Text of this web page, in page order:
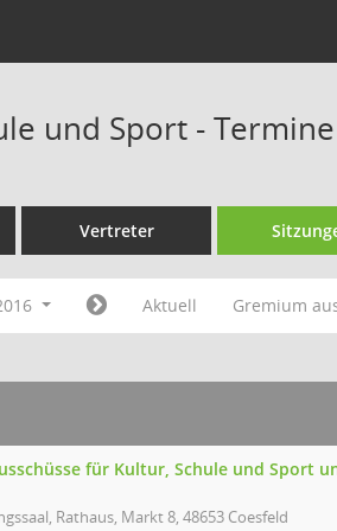
und Sport -
Vertreter
Aktuell Gremium
für Kultur, Schule und Sport
Rathaus, Markt 8, 48653 Coesfeld